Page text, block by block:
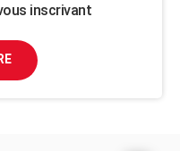
inscrivant